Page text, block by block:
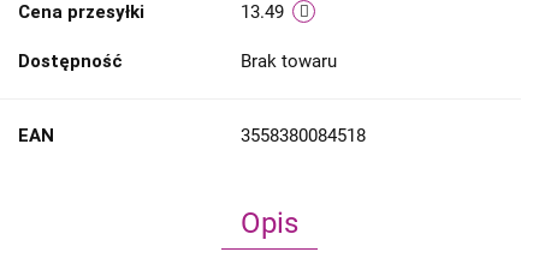
Cena przesyłki 13.49
Dostępność Brak towaru
EAN 3558380084518
Opis